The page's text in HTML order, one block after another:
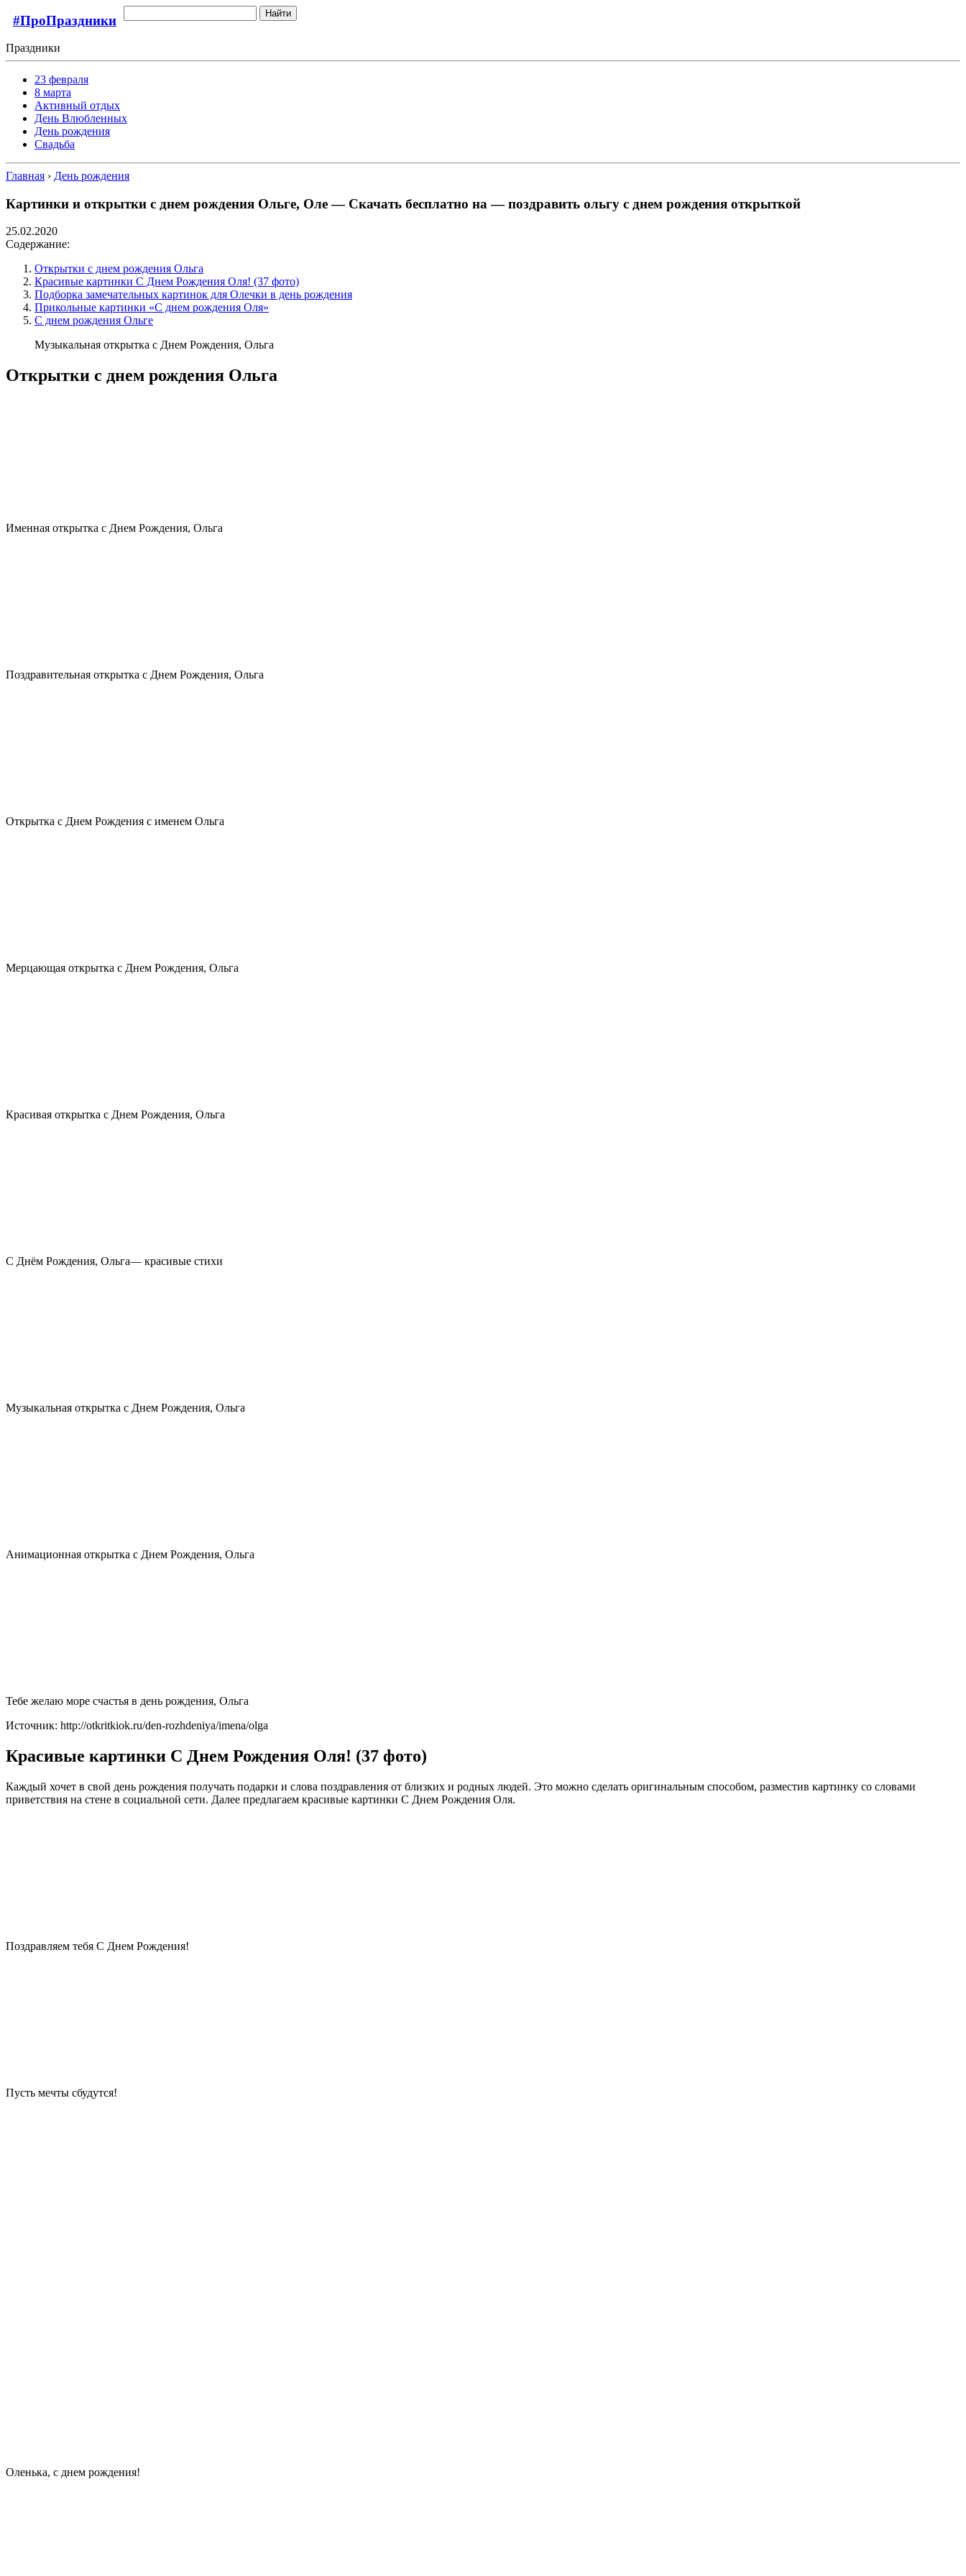
#ПроПраздники Найти
Праздники
23 февраля
8 марта
Активный отдых
День Влюбленных
День рождения
Свадьба
Главная › День рождения
Картинки и открытки с днем рождения Ольге, Оле — Скачать бесплатно на — поздравить ольгу с днем рождения открыткой
25.02.2020
Содержание:
Открытки с днем рождения Ольга
Красивые картинки С Днем Рождения Оля! (37 фото)
Подборка замечательных картинок для Олечки в день рождения
Прикольные картинки «С днем рождения Оля»
С днем рождения Ольге
Музыкальная открытка с Днем Рождения, Ольга
Открытки с днем рождения Ольга
Именная открытка с Днем Рождения, Ольга
Поздравительная открытка с Днем Рождения, Ольга
Открытка с Днем Рождения с именем Ольга
Мерцающая открытка с Днем Рождения, Ольга
Красивая открытка с Днем Рождения, Ольга
С Днём Рождения, Ольга— красивые стихи
Музыкальная открытка с Днем Рождения, Ольга
Анимационная открытка с Днем Рождения, Ольга
Тебе желаю море счастья в день рождения, Ольга
Источник: http://otkritkiok.ru/den-rozhdeniya/imena/olga
Красивые картинки С Днем Рождения Оля! (37 фото)
Каждый хочет в свой день рождения получать подарки и слова поздравления от близких и родных людей. Это можно сделать оригинальным способом, разместив картинку со словами
приветствия на стене в социальной сети. Далее предлагаем красивые картинки С Днем Рождения Оля.
Поздравляем тебя С Днем Рождения!
Пусть мечты сбудутся!
Оленька, с днем рождения!